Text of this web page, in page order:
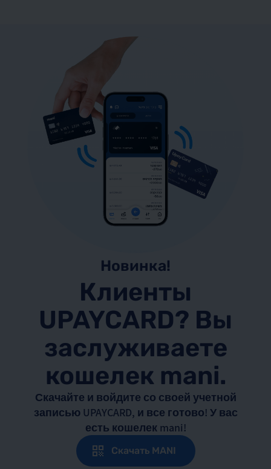
Новинка!
Клиенты
UPAYCARD? Вы
заслуживаете
кошелек mani.
Скачайте и войдите со своей учетной
записью UPAYCARD, и все готово! У вас
есть кошелек mani!
Скачать MANI